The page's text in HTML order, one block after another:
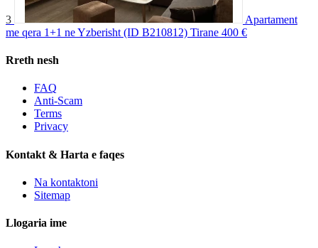
3
Apartament
me qera 1+1 ne Yzberisht (ID B210812) Tirane 400 €
Rreth nesh
FAQ
Anti-Scam
Terms
Privacy
Kontakt & Harta e faqes
Na kontaktoni
Sitemap
Llogaria ime